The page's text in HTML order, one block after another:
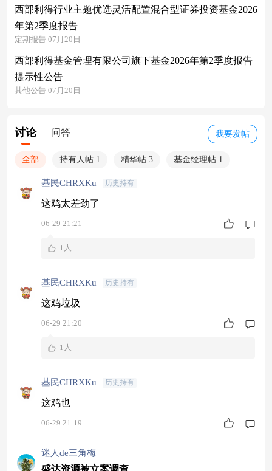
西部利得行业主题优选灵活配置混合型证券投资基金2026
年第2季度报告
定期报告 07月20日
西部利得基金管理有限公司旗下基金2026年第2季度报告
提示性公告
其他公告 07月20日
我要发帖
讨论 问答
全部 持有人帖 1 精华帖 3 基金经理帖 1
基民CHRXKu 历史持有
这鸡太差劲了
06-29 21:21
1人
基民CHRXKu 历史持有
这鸡垃圾
06-29 21:20
1人
基民CHRXKu 历史持有
这鸡也
06-29 21:19
迷人de三角梅